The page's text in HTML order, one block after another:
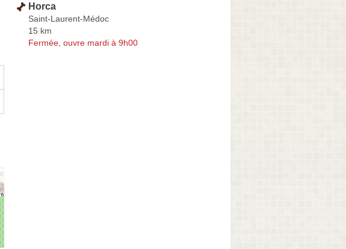
Horca
Saint-Laurent-Médoc
15 km
Fermée, ouvre mardi à 9h00